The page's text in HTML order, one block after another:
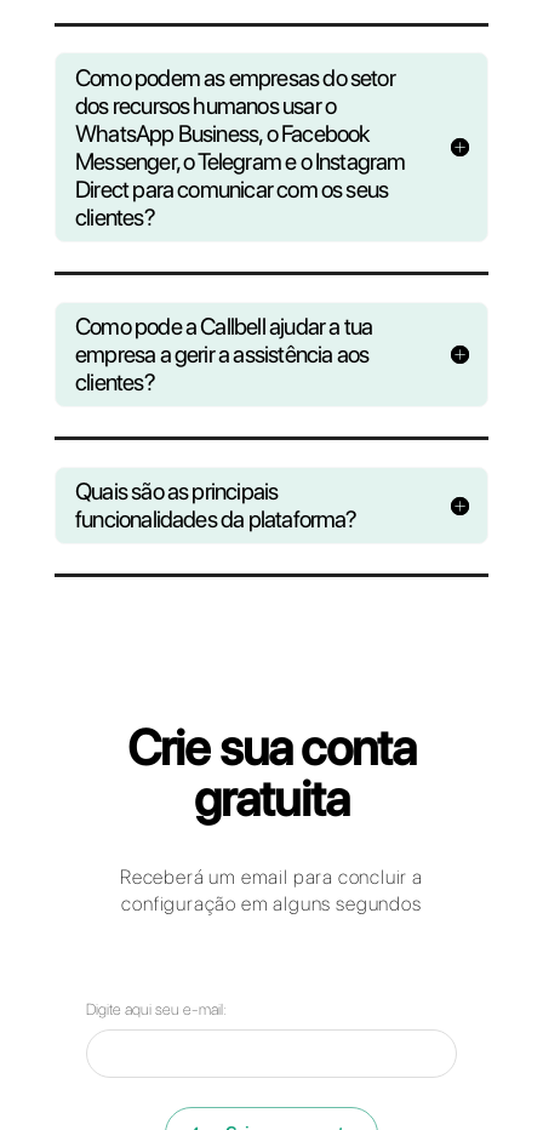
Perguntas?Descubra o
Callbell
ajudar sua empresa
Consulte nossas F.A.Q ou registre-se
nosso webinar semanal
Como podem as empresas do setor
dos recursos humanos usar o
WhatsApp Business, o Facebook
clientes?